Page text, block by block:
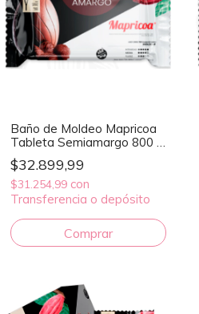
Baño de Moldeo Mapricoa
Tableta Semiamargo 800 g
x 5 U
$32.899,99
$31.254,99 con
Transferencia o depósito